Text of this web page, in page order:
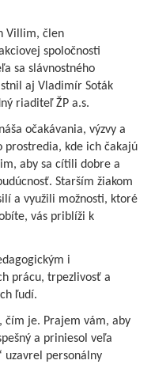
Villim, člen
spoločnosti
sa slávnostného
aj Vladimír Soták
riaditeľ ŽP a.s.
očakávania, výzvy a
prostredia, kde ich čakajú
aby sa cítili dobre a
Starším žiakom
a využili možnosti, ktoré
vás priblíži k
i
prácu, trpezlivosť a
ľudí.
čím je. Prajem vám, aby
a priniesol veľa
uzavrel personálny